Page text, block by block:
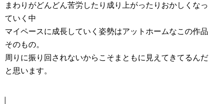
まわりがどんどん苦労したり成り上がったりおかしくなっ
ていく中
マイペースに成長していく姿勢はアットホームなこの作品
そのもの。
周りに振り回されないからこそまともに見えてきてるんだ
と思います。